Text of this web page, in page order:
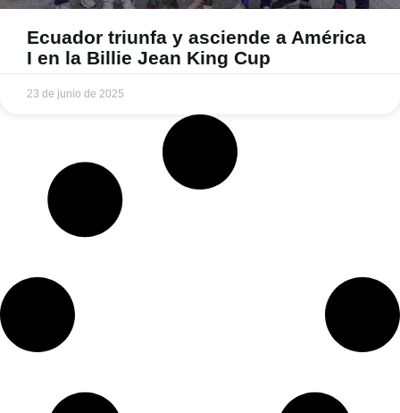
Ecuador triunfa y asciende a América
I en la Billie Jean King Cup
23 de junio de 2025